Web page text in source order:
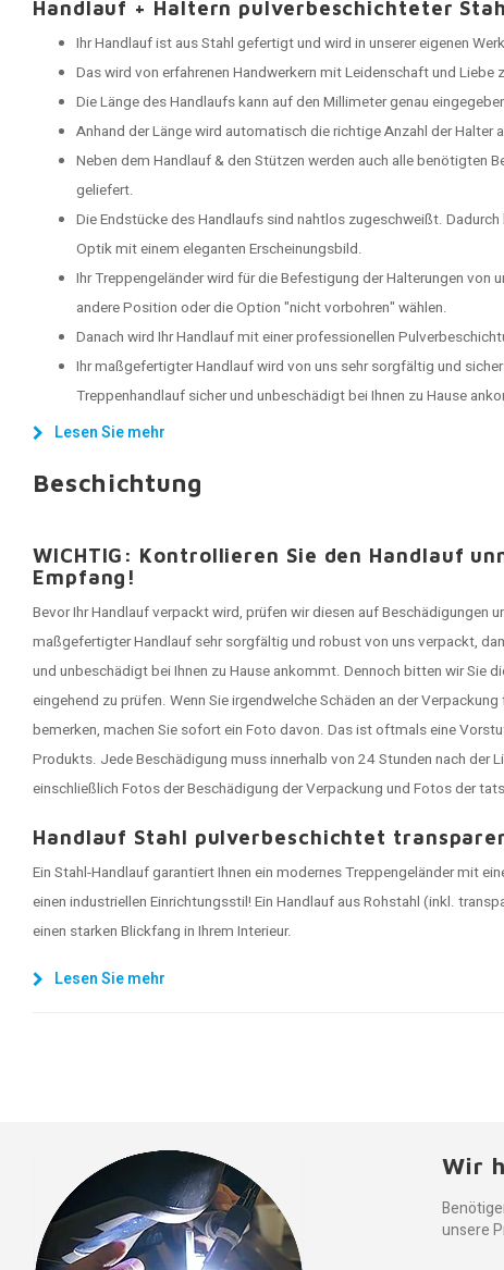
Handlauf + Haltern pulverbeschichteter
Ihr Handlauf ist aus Stahl gefertigt und wird in unserer eigenen
Das wird von erfahrenen Handwerkern mit Leidenschaft und Liebe
Die Länge des Handlaufs kann auf den Millimeter genau
Anhand der Länge wird automatisch die richtige Anzahl der Halter
Neben dem Handlauf & den Stützen werden auch alle benötigten
geliefert.
Die Endstücke des Handlaufs sind nahtlos zugeschweißt.
Optik mit einem eleganten Erscheinungsbild.
Ihr Treppengeländer wird für die Befestigung der Halterungen von
andere Position oder die Option "nicht vorbohren" wählen.
Danach wird Ihr Handlauf mit einer professionellen
Ihr maßgefertigter Handlauf wird von uns sehr sorgfältig und
Treppenhandlauf sicher und unbeschädigt bei Ihnen zu Hause
Lesen Sie mehr
Beschichtung
WICHTIG: Kontrollieren Sie den Handlauf
Empfang!
Bevor Ihr Handlauf verpackt wird, prüfen wir diesen auf Beschädigungen
maßgefertigter Handlauf sehr sorgfältig und robust von uns verpackt,
und unbeschädigt bei Ihnen zu Hause ankommt. Dennoch bitten wir Sie
eingehend zu prüfen. Wenn Sie irgendwelche Schäden an der
bemerken, machen Sie sofort ein Foto davon. Das ist oftmals eine
Produkts. Jede Beschädigung muss innerhalb von 24 Stunden nach der
einschließlich Fotos der Beschädigung der Verpackung und Fotos der
Handlauf Stahl pulverbeschichtet
Ein Stahl-Handlauf garantiert Ihnen ein modernes Treppengeländer mit
einen industriellen Einrichtungsstil! Ein Handlauf aus Rohstahl (inkl.
einen starken Blickfang in Ihrem Interieur.
Lesen Sie mehr
Wir
unsere